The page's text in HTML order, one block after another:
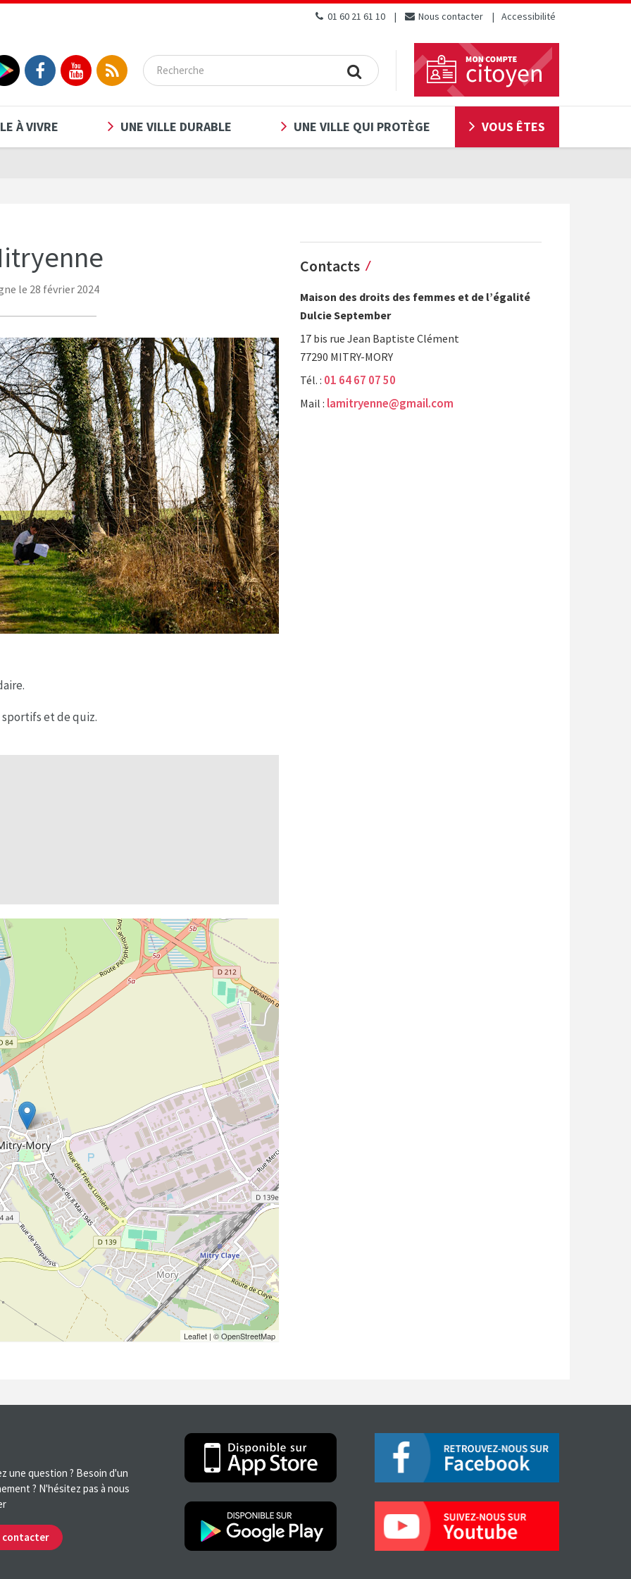
01 60 21 61 10 Nous contacter Accessibilité
À VIVRE UNE VILLE DURABLE UNE VILLE QUI PROTÈGE VOUS ÊTES
le 28 février 2024
et de quiz.
Leaflet| ©OpenStreetMap
Contacts
Maison des droits des femmes et de l’égalité
Dulcie September
17 bis rue Jean Baptiste Clément
77290 MITRY-MORY
Tél. : 01 64 67 07 50
Mail : lamitryenne@gmail.com
une question ? Besoin d'un
? N'hésitez pas à nous
contacter